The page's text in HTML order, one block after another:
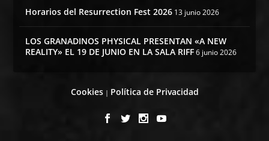
Horarios del Resurrection Fest 2026 13 junio 2026
LOS GRANADINOS PHYSICAL PRESENTAN «A NEW
REALITY» EL 19 DE JUNIO EN LA SALA RIFF 6 junio 2026
Cookies| Política de Privacidad